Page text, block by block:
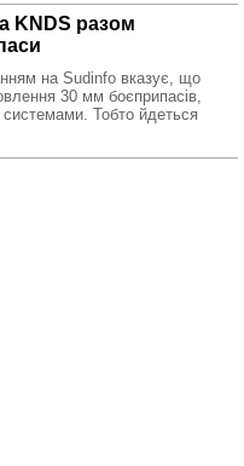
KNDS разом
на Sudinfo вказує, що
30 мм боєприпасів,
Тобто йдеться